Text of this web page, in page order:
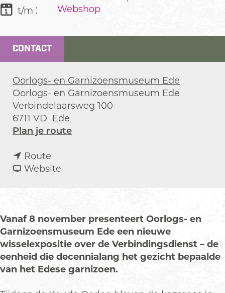
Webshop
t/m 25 april
CONTACT
Oorlogs- en Garnizoensmuseum Ede
Oorlogs- en Garnizoensmuseum Ede
Verbindelaarsweg 100
6711 VD Ede
Plan je routen
o
s
i
t
i
Route
a
x
p
o
s
i
Website
x
p
o
s
i
Vanaf 8 november presenteert Oorlogs- en
Garnizoensmuseum Ede een nieuwe
wisselexpositie over de Verbindingsdienst – de
eenheid die decennialang het gezicht bepaalde
van het Edese garnizoen.